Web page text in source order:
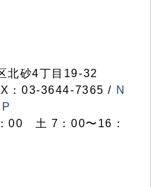
砂4丁目19-32
：03-3644-7365 / N
00 土 7：00〜16：